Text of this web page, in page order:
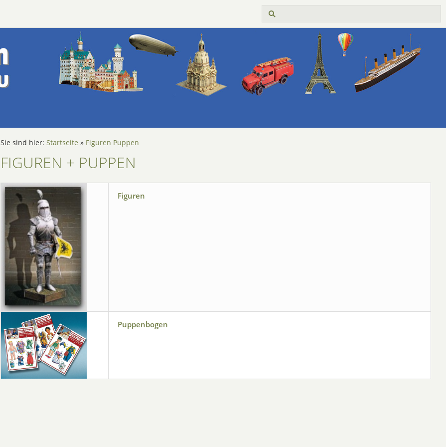
Sie sind hier: Startseite » Figuren Puppen
FIGUREN + PUPPEN
Figuren
Puppenbogen